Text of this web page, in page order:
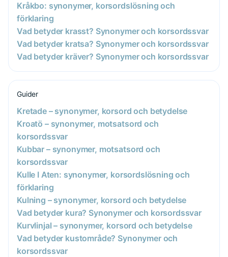
Kråkbo: synonymer, korsordslösning och
förklaring
Vad betyder krasst? Synonymer och korsordssvar
Vad betyder kratsa? Synonymer och korsordssvar
Vad betyder kräver? Synonymer och korsordssvar
Guider
Kretade – synonymer, korsord och betydelse
Kroatö – synonymer, motsatsord och
korsordssvar
Kubbar – synonymer, motsatsord och
korsordssvar
Kulle I Aten: synonymer, korsordslösning och
förklaring
Kulning – synonymer, korsord och betydelse
Vad betyder kura? Synonymer och korsordssvar
Kurvlinjal – synonymer, korsord och betydelse
Vad betyder kustområde? Synonymer och
korsordssvar